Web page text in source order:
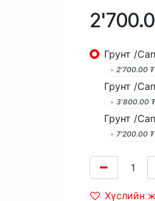
Грунт /
+ 2'700.00₮
Грунт /
+ 3'800.00₮
Грунт /
+ 7'200.00₮
Хүслийн